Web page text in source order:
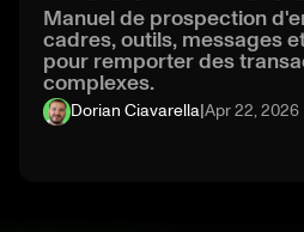
Manuel de prospection
cadres, outils, messages
pour remporter des
complexes.
Dorian Ciavarella|Apr 22, 2026